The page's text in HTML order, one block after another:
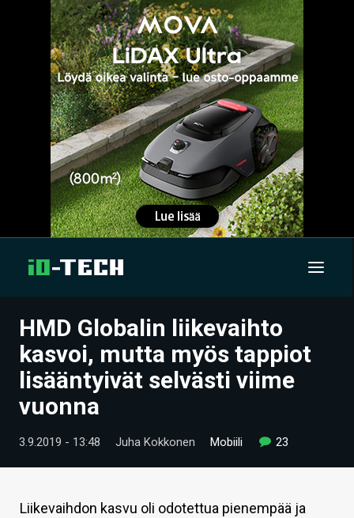
UUTISET
ARTIKKELIT
VIDEOT
TECHBBS
HINTA.FI
HMD Globalin liikevaihto
kasvoi, mutta myös tappiot
lisääntyivät selvästi viime
vuonna
3.9.2019 - 13:48 Juha Kokkonen Mobiili 23
Liikevaihdon kasvu oli odotettua pienempää ja